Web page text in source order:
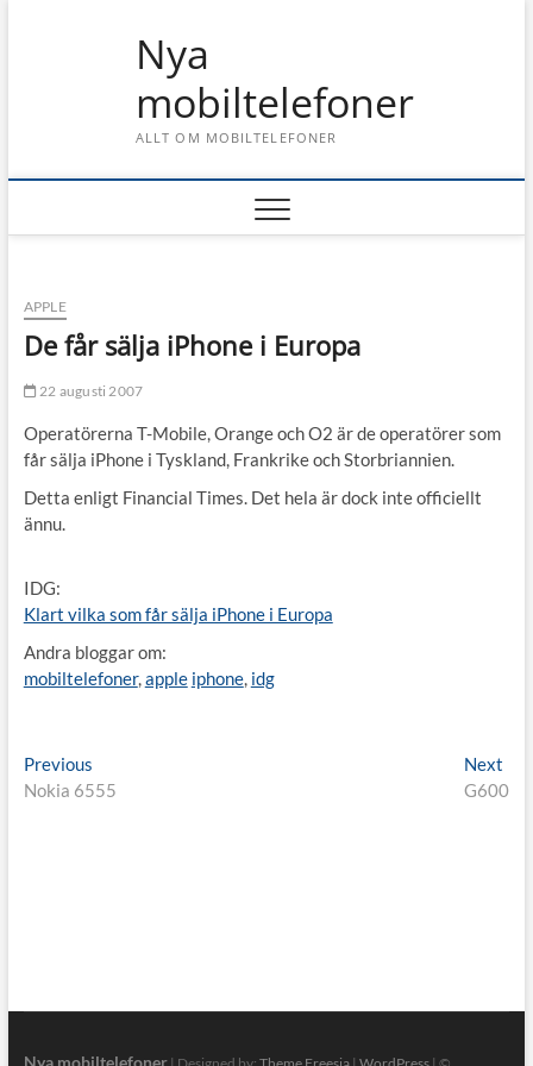
Nya
mobiltelefoner
ALLT OM MOBILTELEFONER
APPLE
De får sälja iPhone i Europa
22 augusti 2007
Operatörerna T-Mobile, Orange och O2 är de operatörer som
får sälja iPhone i Tyskland, Frankrike och Storbriannien.
Detta enligt Financial Times. Det hela är dock inte officiellt
ännu.
IDG:
Klart vilka som får sälja iPhone i Europa
Andra bloggar om:
mobiltelefoner,apple iphone, idg
Inläggsnavigering
PreviousPrevious
post:
Nokia 6555
Next
G600
Nya mobiltelefoner